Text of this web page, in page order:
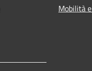
Mobilità